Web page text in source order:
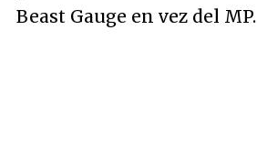
Beast Gauge en vez del MP.